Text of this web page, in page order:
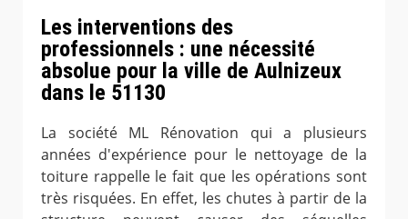
Les interventions des
professionnels : une nécessité
absolue pour la ville de Aulnizeux
dans le 51130
La société ML Rénovation qui a plusieurs
années d'expérience pour le nettoyage de la
toiture rappelle le fait que les opérations sont
très risquées. En effet, les chutes à partir de la